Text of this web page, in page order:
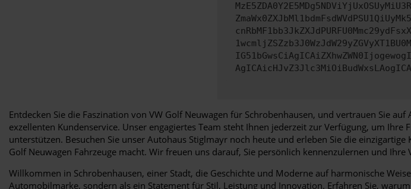
Entdecken Sie die Faszination von VW Golf Neuwagen für Schrobenhausen, und vertrauen Sie
exzellenten Kundenservice. Unser engagiertes Team steht Ihnen jederzeit zur Verfügung, um
unterstützen. Besuchen Sie unser Autohaus Stiglmayr noch heute und erleben Sie die
Golf Neuwagen Fahrzeuge macht. Wir freuen uns darauf, Sie persönlich kennenzulernen und
Willkommen in Schrobenhausen, einer Stadt, die Geschichte und Moderne auf harmonische
Automobilmarke, sondern als ein Statement für Stil, Leistung und Innovation. Erfahren Sie,